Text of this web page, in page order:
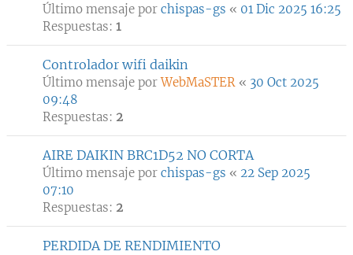
Último mensaje por chispas-gs « 01 Dic 2025 16:25
Respuestas: 1
Controlador wifi daikin
Último mensaje porWebMaSTER « 30 Oct 2025
09:48
Respuestas: 2
AIRE DAIKIN BRC1D52 NO CORTA
Último mensaje por chispas-gs « 22 Sep 2025
07:10
Respuestas: 2
PERDIDA DE RENDIMIENTO